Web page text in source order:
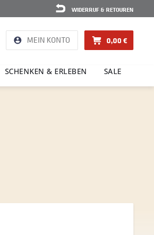
WIDERRUF & RETOUREN
MEIN KONTO 0,00 €
SCHENKEN & ERLEBEN SALE